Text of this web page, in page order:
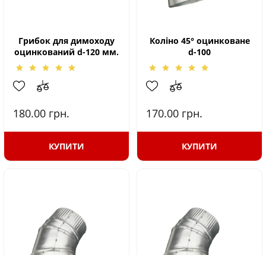
Грибок для димоходу
оцинкований d-120 мм.
180.00 грн.
КУПИТИ
Коліно 45° оцинковане
d-100
170.00 грн.
КУПИТИ